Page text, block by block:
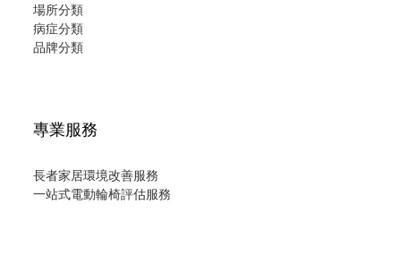
場所分類
病症分類
品牌分類
專業服務
長者家居環境改善服務
一站式電動輪椅評估服務